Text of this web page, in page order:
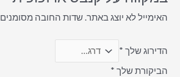
האימייל לא יוצג באתר.שדות החובה מסומנים
הדירוג שלך *
הביקורת שלך *